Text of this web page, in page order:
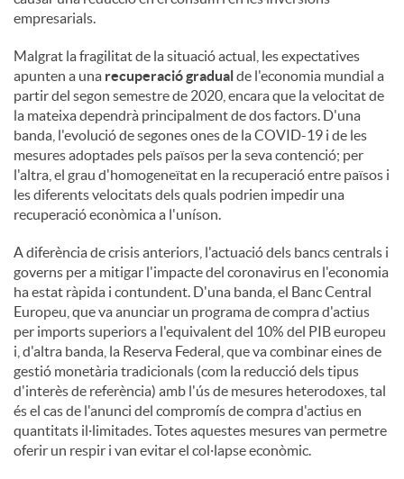
empresarials.
Malgrat la fragilitat de la situació actual, les expectatives
apunten a una recuperació gradualde l'economia mundial a
partir del segon semestre de 2020, encara que la velocitat de
la mateixa dependrà principalment de dos factors. D'una
banda, l'evolució de segones ones de la COVID-19 i de les
mesures adoptades pels països per la seva contenció; per
l'altra, el grau d'homogeneïtat en la recuperació entre països i
les diferents velocitats dels quals podrien impedir una
recuperació econòmica a l'uníson.
A diferència de crisis anteriors, l'actuació dels bancs centrals i
governs per a mitigar l'impacte del coronavirus en l'economia
ha estat ràpida i contundent. D'una banda, el Banc Central
Europeu, que va anunciar un programa de compra d'actius
per imports superiors a l'equivalent del 10% del PIB europeu
i, d'altra banda, la Reserva Federal, que va combinar eines de
gestió monetària tradicionals (com la reducció dels tipus
d'interès de referència) amb l'ús de mesures heterodoxes, tal
és el cas de l'anunci del compromís de compra d'actius en
quantitats il·limitades. Totes aquestes mesures van permetre
oferir un respir i van evitar el col·lapse econòmic.